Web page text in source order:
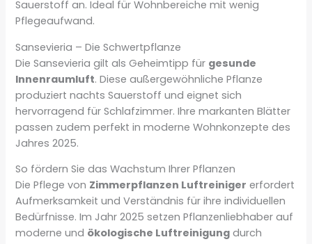
Sauerstoff an. Ideal für Wohnbereiche mit wenig
Pflegeaufwand.
Sansevieria – Die Schwertpflanze
Die Sansevieria gilt als Geheimtipp für gesunde
Innenraumluft. Diese außergewöhnliche Pflanze
produziert nachts Sauerstoff und eignet sich
hervorragend für Schlafzimmer. Ihre markanten Blätter
passen zudem perfekt in moderne Wohnkonzepte des
Jahres 2025.
So fördern Sie das Wachstum Ihrer Pflanzen
Die Pflege von Zimmerpflanzen Luftreiniger erfordert
Aufmerksamkeit und Verständnis für ihre individuellen
Bedürfnisse. Im Jahr 2025 setzen Pflanzenliebhaber auf
moderne und ökologische Luftreinigung durch